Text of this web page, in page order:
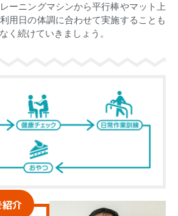
ーニングマシンから平行棒やマット上
用日の体調に合わせて実施することも
く続けていきましょう。
介